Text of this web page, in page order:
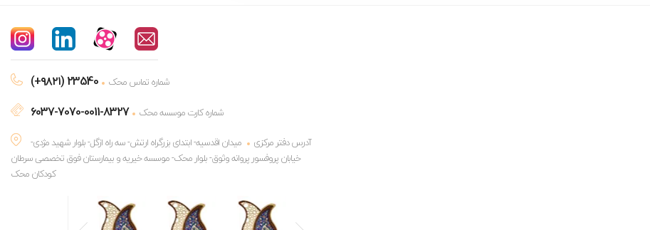
(+۹۸۲۱) 23540 شماره تماس محک
6037-7070-0011-8327
شماره کارت موسسه محک
آدرس دفتر مرکزی
میدان اقدسیه- ابتدای بزرگراه ارتش- سه راه ازگل- بلوار شهید مژدی-
خیابان پروفسور پروانه وثوق- بلوار محک- موسسه خیریه و بیمارستان فوق تخصصی سرطان
کودکان محک